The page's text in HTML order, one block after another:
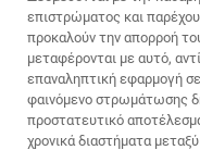
επιστρώματος και
προκαλούν την απορροή
μεταφέρονται με αυτό,
επαναληπτική εφαρμογή
φαινόμενο στρωμάτωσης
προστατευτικό
χρονικά διαστήματα